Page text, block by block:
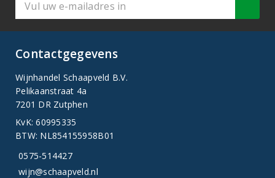
Contactgegevens
Wijnhandel Schaapveld B.V.
Pelikaanstraat 4a
7201 DR Zutphen
KvK: 60995335
BTW: NL854155958B01
0575-514427
wijn@schaapveld.nl